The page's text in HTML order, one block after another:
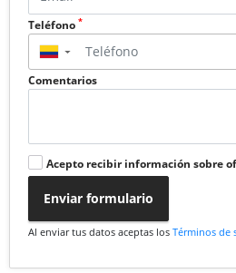
Teléfono *
▼
Comentarios
Acepto recibir información sobre
Enviar formulario
Al enviar tus datos aceptas los Términos de